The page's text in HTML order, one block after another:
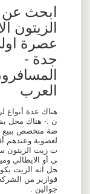
ابحث
الزيتون
عصرة
جدة -
العرب
هناك عدة أنواع
ن :- هناك محل
ضة متخصص ببيع
لعضوية وعندهم
ت زيت الزيتون
ي أو الايطالي
حل انه الزيت
قوارير من
جوالين .